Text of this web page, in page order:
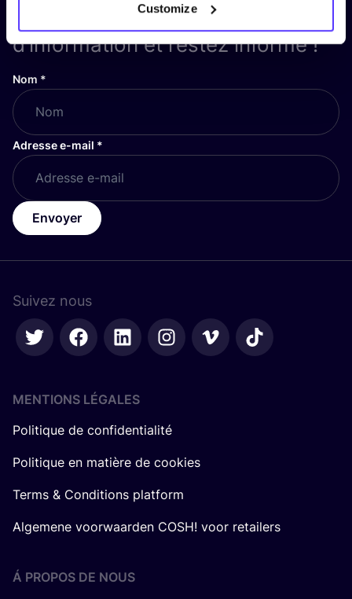
Customize
Inscrivez-vous à notre lettre
d’information et restez informé !
Nom *
Adresse e-mail *
Envoyer
Suivez nous
MENTIONS LÉGALES
Politique de confidentialité
Politique en matière de cookies
Terms & Conditions platform
Algemene voorwaarden COSH! voor retailers
Á PROPOS DE NOUS